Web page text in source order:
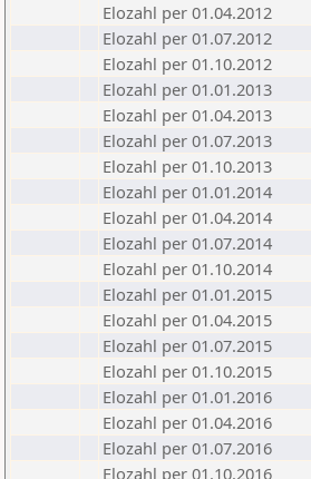
Elozahl per 01.04.2012
Elozahl per 01.07.2012
Elozahl per 01.10.2012
Elozahl per 01.01.2013
Elozahl per 01.04.2013
Elozahl per 01.07.2013
Elozahl per 01.10.2013
Elozahl per 01.01.2014
Elozahl per 01.04.2014
Elozahl per 01.07.2014
Elozahl per 01.10.2014
Elozahl per 01.01.2015
Elozahl per 01.04.2015
Elozahl per 01.07.2015
Elozahl per 01.10.2015
Elozahl per 01.01.2016
Elozahl per 01.04.2016
Elozahl per 01.07.2016
Elozahl per 01.10.2016